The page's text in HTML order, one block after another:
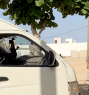
Żakowskim z